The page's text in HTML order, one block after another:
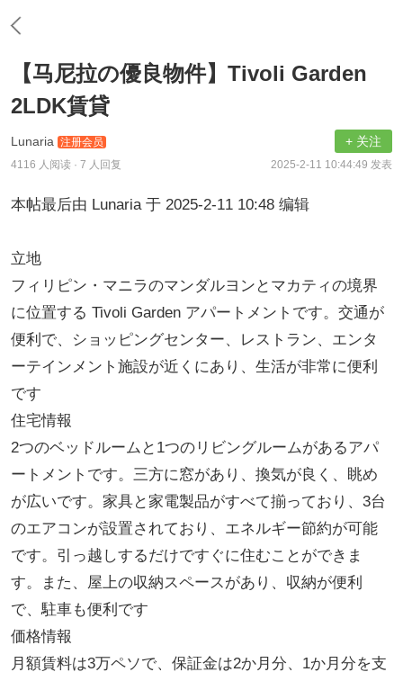
【马尼拉の優良物件】Tivoli Garden
2LDK賃貸
Lunaria 注册会员 + 关注
4116 人阅读 · 7 人回复 2025-2-11 10:44:49 发表
本帖最后由 Lunaria 于 2025-2-11 10:48 编辑
立地
フィリピン・マニラのマンダルヨンとマカティの境界
に位置する Tivoli Garden アパートメントです。交通が
便利で、ショッピングセンター、レストラン、エンタ
ーテインメント施設が近くにあり、生活が非常に便利
です
住宅情報
2つのベッドルームと1つのリビングルームがあるアパ
ートメントです。三方に窓があり、換気が良く、眺め
が広いです。家具と家電製品がすべて揃っており、3台
のエアコンが設置されており、エネルギー節約が可能
です。引っ越しするだけですぐに住むことができま
す。また、屋上の収納スペースがあり、収納が便利
で、駐車も便利です
価格情報
月額賃料は3万ペソで、保証金は2か月分、1か月分を支